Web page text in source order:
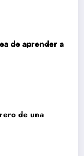
de aprender a
de una